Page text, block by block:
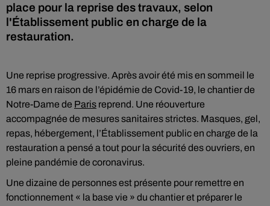
place pour la reprise des travaux, selon
l'Établissement public en charge de la
restauration.
Une reprise progressive. Après avoir été mis en sommeil le
16 mars en raison de l’épidémie de Covid-19, le chantier de
Notre-Dame de Paris reprend. Une réouverture
accompagnée de mesures sanitaires strictes. Masques, gel,
repas, hébergement, l’Établissement public en charge de la
restauration a pensé a tout pour la sécurité des ouvriers, en
pleine pandémie de coronavirus.
Une dizaine de personnes est présente pour remettre en
fonctionnement « la base vie » du chantier et préparer le